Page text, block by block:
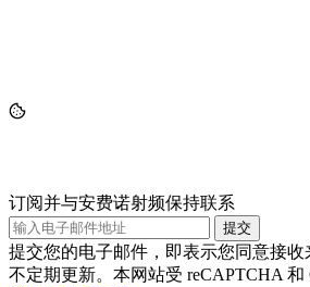
订阅并与安费诺射频保持联系
提交
提交您的电子邮件，即表示您同意接收
不定期更新。本网站受 reCAPTCHA 和